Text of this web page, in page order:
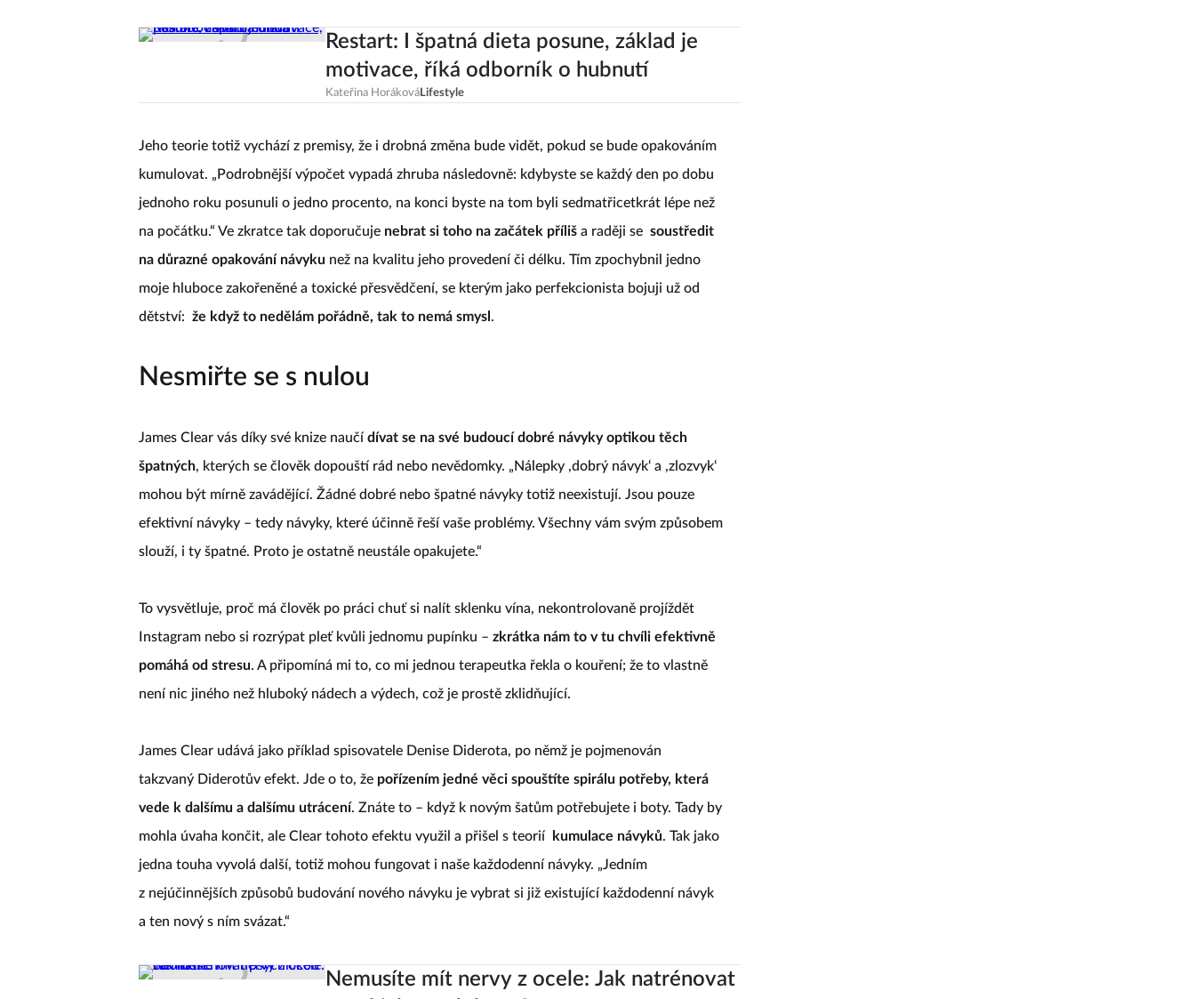
Restart: I špatná dieta posune, základ je
motivace, říká odborník o hubnutí
Kateřina HorákováLifestyle
Jeho teorie totiž vychází z premisy, že i drobná změna bude vidět, pokud se bude opakováním
kumulovat. „Podrobnější výpočet vypadá zhruba následovně: kdybyste se každý den po dobu
jednoho roku posunuli o jedno procento, na konci byste na tom byli sedmatřicetkrát lépe než
na počátku.“ Ve zkratce tak doporučuje nebrat si toho na začátek příliš a raději se soustředit
na důrazné opakování návyku než na kvalitu jeho provedení či délku. Tím zpochybnil jedno
moje hluboce zakořeněné a toxické přesvědčení, se kterým jako perfekcionista bojuji už od
dětství: že když to nedělám pořádně, tak to nemá smysl .
Nesmiřte se s nulou
James Clear vás díky své knize naučí dívat se na své budoucí dobré návyky optikou těch
špatných, kterých se člověk dopouští rád nebo nevědomky. „Nálepky ,dobrý návyk‘ a ,zlozvyk‘
mohou být mírně zavádějící. Žádné dobré nebo špatné návyky totiž neexistují. Jsou pouze
efektivní návyky – tedy návyky, které účinně řeší vaše problémy. Všechny vám svým způsobem
slouží, i ty špatné. Proto je ostatně neustále opakujete.“
To vysvětluje, proč má člověk po práci chuť si nalít sklenku vína, nekontrolovaně projíždět
Instagram nebo si rozrýpat pleť kvůli jednomu pupínku – zkrátka nám to v tu chvíli efektivně
pomáhá od stresu. A připomíná mi to, co mi jednou terapeutka řekla o kouření; že to vlastně
není nic jiného než hluboký nádech a výdech, což je prostě zklidňující.
James Clear udává jako příklad spisovatele Denise Diderota, po němž je pojmenován
takzvaný Diderotův efekt. Jde o to, že pořízením jedné věci spouštíte spirálu potřeby, která
vede k dalšímu a dalšímu utrácení. Znáte to – když k novým šatům potřebujete i boty. Tady by
mohla úvaha končit, ale Clear tohoto efektu využil a přišel s teorií
kumulace návyků. Tak jako
jedna touha vyvolá další, totiž mohou fungovat i naše každodenní návyky. „Jedním
z nejúčinnějších způsobů budování nového návyku je vybrat si již existující každodenní návyk
a ten nový s ním svázat.“
Nemusíte mít nervy z ocele: Jak natrénovat